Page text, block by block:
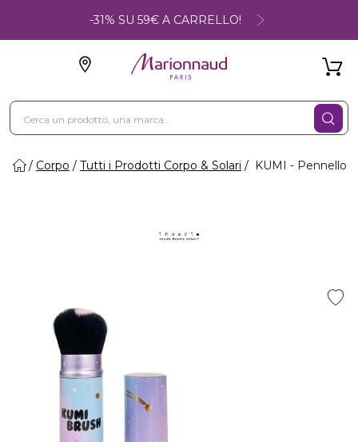
-31% SU 59€ A CARRELLO!
Corpo Tutti i Prodotti Corpo & Solari KUMI - Pennello